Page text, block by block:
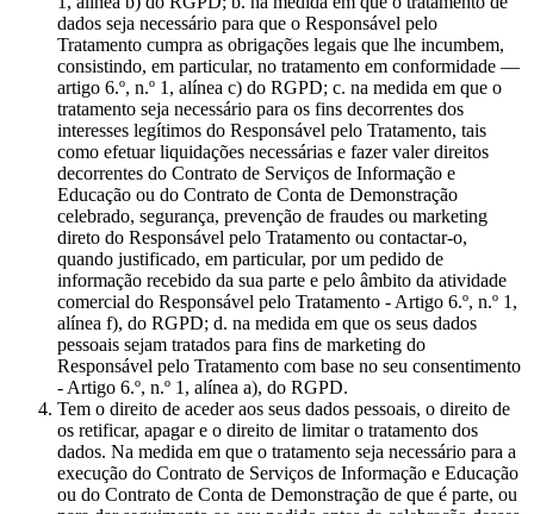
dados seja necessário para que o Responsável pelo
Tratamento cumpra as obrigações legais que lhe incumbem,
consistindo, em particular, no tratamento em conformidade —
artigo 6.º, n.º 1, alínea c) do RGPD; c. na medida em que o
tratamento seja necessário para os fins decorrentes dos
interesses legítimos do Responsável pelo Tratamento, tais
como efetuar liquidações necessárias e fazer valer direitos
decorrentes do Contrato de Serviços de Informação e
Educação ou do Contrato de Conta de Demonstração
celebrado, segurança, prevenção de fraudes ou marketing
direto do Responsável pelo Tratamento ou contactar-o,
quando justificado, em particular, por um pedido de
informação recebido da sua parte e pelo âmbito da atividade
comercial do Responsável pelo Tratamento - Artigo 6.º, n.º 1,
alínea f), do RGPD; d. na medida em que os seus dados
pessoais sejam tratados para fins de marketing do
Responsável pelo Tratamento com base no seu consentimento
- Artigo 6.º, n.º 1, alínea a), do RGPD.
Tem o direito de aceder aos seus dados pessoais, o direito de
os retificar, apagar e o direito de limitar o tratamento dos
dados. Na medida em que o tratamento seja necessário para a
execução do Contrato de Serviços de Informação e Educação
ou do Contrato de Conta de Demonstração de que é parte, ou